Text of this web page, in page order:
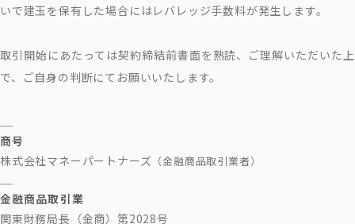
いで建玉を保有した場合にはレバレッジ手数料が発生します。
取引開始にあたっては契約締結前書面を熟読、ご理解いただいた上
で、ご自身の判断にてお願いいたします。
商号
株式会社マネーパートナーズ （金融商品取引業者）
金融商品取引業
関東財務局長（金商）第2028号